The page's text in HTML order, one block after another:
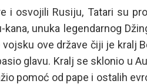
i osvojili Rusiju, Tatari su
unuka legendarnog
ove države čiji je kralj
glavu. Kralj se sklonio u
pomoć od pape i ostalih